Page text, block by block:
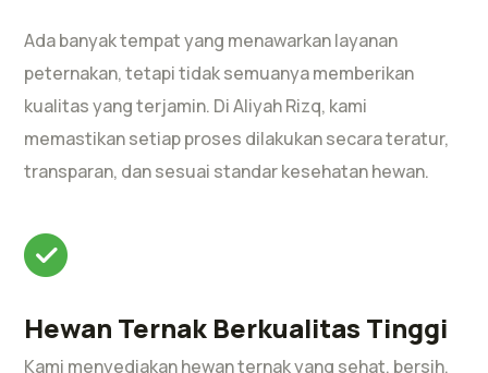
Ada banyak tempat yang menawarkan layanan
peternakan, tetapi tidak semuanya memberikan
kualitas yang terjamin. Di Aliyah Rizq, kami
memastikan setiap proses dilakukan secara teratur,
transparan, dan sesuai standar kesehatan hewan.
Hewan Ternak Berkualitas Tinggi
Kami menyediakan hewan ternak yang sehat, bersih,